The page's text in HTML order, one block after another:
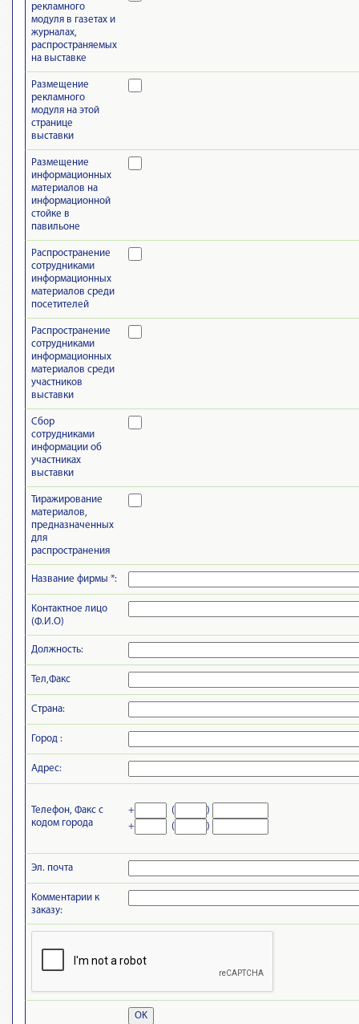
рекламного
модуля в газетах и
журналах,
распространяемых
на выставке
Размещение
рекламного
модуля на этой
странице
выставки
Размещение
информационных
материалов на
информационной
стойке в
павильоне
Распространение
сотрудниками
информационных
материалов среди
посетителей
Распространение
сотрудниками
информационных
материалов среди
участников
выставки
Сбор
сотрудниками
информации об
участниках
выставки
Тиражирование
материалов,
предназначенных
для
распространения
Название фирмы *:
Контактное лицо
(Ф.И.О)
Должность:
Тел,Факс
Страна:
Город :
Адрес:
Телефон, Факс с
кодом города
+ (
)
+
( )
Эл. почта
Комментарии к
заказу:
OK